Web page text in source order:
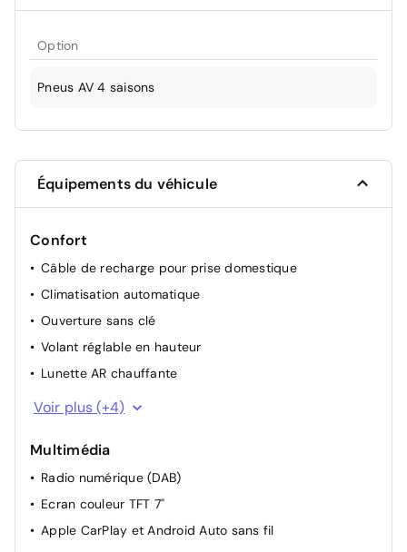
Option
Pneus AV 4 saisons
Équipements du véhicule
Confort
Câble de recharge pour prise domestique
Climatisation automatique
Ouverture sans clé
Volant réglable en hauteur
Lunette AR chauffante
Vitrage thermo-isolant
Direction assistée électrique
Colonne de direction inclinable
Voir plus (+4)
Multimédia
Radio numérique (DAB)
Ecran couleur TFT 7"
Apple CarPlay et Android Auto sans fil